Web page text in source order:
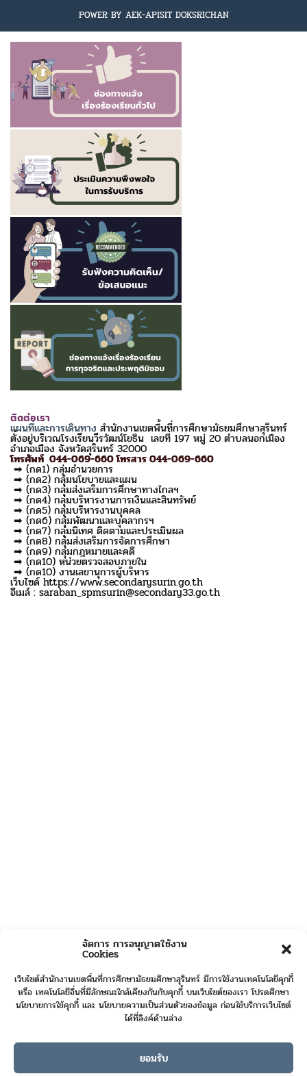
จัดการ การอนุญาตใช้งาน
Cookies
เว็บไซต์สำนักงานเขตพื้นที่การศึกษามัธยมศึกษาสุรินทร์ มีการใช้งานเทคโนโลยีคุกกี้
หรือ เทคโนโลยีอื่นที่มีลักษณะใกล้เคียงกันกับคุกกี้ บนเว็บไซต์ของเรา โปรดศึกษา
นโยบายการใช้คุกกี้ และ นโยบายความเป็นส่วนตัวของข้อมูล ก่อนใช้บริการเว็บไซต์
ได้ที่ลิงค์ด้านล่าง
ยอมรับ
POWER BY AEK-APISIT DOKSRICHAN
ติดต่อเรา
แผนที่และการเดินทางสำนักงานเขตพื้นที่การศึกษามัธยมศึกษาสุรินทร์
ตั้งอยู่บริเวณโรงเรียนวีรวัฒน์โยธิน เลขที่ 197 หมู่ 20 ตำบลนอกเมือง
อำเภอเมือง จังหวัดสุรินทร์ 32000
โทรศัพท์ 044-069-660 โทรสาร 044-069-660
➡ (กด1) กลุ่มอำนวยการ
➡ (กด2) กลุ่มนโยบายและแผน
➡ (กด3) กลุ่มส่งเสริมการศึกษาทางไกลฯ
➡ (กด4) กลุ่มบริหารงานการเงินและสินทรัพย์
➡ (กด5) กลุ่มบริหารงานบุคคล
➡ (กด6) กลุ่มพัฒนาและบุคลากรฯ
➡ (กด7) กลุ่มนิเทศ ติดตามและประเมินผล
➡ (กด8) กลุ่มส่งเสริมการจัดการศึกษา
➡ (กด9) กลุ่มกฎหมายและคดี
➡ (กด10) หน่วยตรวจสอบภายใน
➡ (กด10) งานเลขานุการผู้บริหาร
เว็บไซด์ https://www.secondarysurin.go.th
อีเมล์ : saraban_spmsurin@secondary33.go.th